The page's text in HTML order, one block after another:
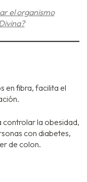
el organismo
en fibra, facilita el
controlar la obesidad,
con diabetes,
de colon.